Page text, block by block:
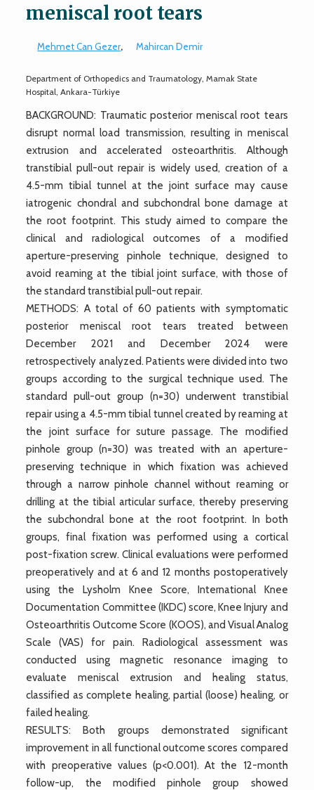
meniscal root tears
Mehmet Can Gezer, Mahircan Demir
Department of Orthopedics and Traumatology, Mamak State
Hospital, Ankara-Türkiye
BACKGROUND: Traumatic posterior meniscal root tears
disrupt normal load transmission, resulting in meniscal
extrusion and accelerated osteoarthritis. Although
transtibial pull-out repair is widely used, creation of a
4.5-mm tibial tunnel at the joint surface may cause
iatrogenic chondral and subchondral bone damage at
the root footprint. This study aimed to compare the
clinical and radiological outcomes of a modified
aperture-preserving pinhole technique, designed to
avoid reaming at the tibial joint surface, with those of
the standard transtibial pull-out repair.
METHODS: A total of 60 patients with symptomatic
posterior meniscal root tears treated between
December 2021 and December 2024 were
retrospectively analyzed. Patients were divided into two
groups according to the surgical technique used. The
standard pull-out group (n=30) underwent transtibial
repair using a 4.5-mm tibial tunnel created by reaming at
the joint surface for suture passage. The modified
pinhole group (n=30) was treated with an aperture-
preserving technique in which fixation was achieved
through a narrow pinhole channel without reaming or
drilling at the tibial articular surface, thereby preserving
the subchondral bone at the root footprint. In both
groups, final fixation was performed using a cortical
post-fixation screw. Clinical evaluations were performed
preoperatively and at 6 and 12 months postoperatively
using the Lysholm Knee Score, International Knee
Documentation Committee (IKDC) score, Knee Injury and
Osteoarthritis Outcome Score (KOOS), and Visual Analog
Scale (VAS) for pain. Radiological assessment was
conducted using magnetic resonance imaging to
evaluate meniscal extrusion and healing status,
classified as complete healing, partial (loose) healing, or
failed healing.
RESULTS: Both groups demonstrated significant
improvement in all functional outcome scores compared
with preoperative values (p<0.001). At the 12-month
follow-up, the modified pinhole group showed